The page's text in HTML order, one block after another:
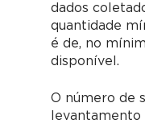
dados
quantidade
é de, no
disponível.
O número de
levantamento